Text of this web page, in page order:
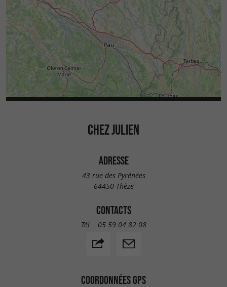
CHEZ JULIEN
ADRESSE
43 rue des Pyrénées
64450 Thèze
CONTACTS
Tél. : 05 59 04 82 08
COORDONNÉES GPS